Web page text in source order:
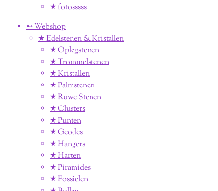
★ fotosssss
➸ Webshop
★ Edelstenen & Kristallen
★ Oplegstenen
★ Trommelstenen
★ Kristallen
★ Palmstenen
★ Ruwe Stenen
★ Clusters
★ Punten
★ Geodes
★ Hangers
★ Harten
★ Piramides
★ Fossielen